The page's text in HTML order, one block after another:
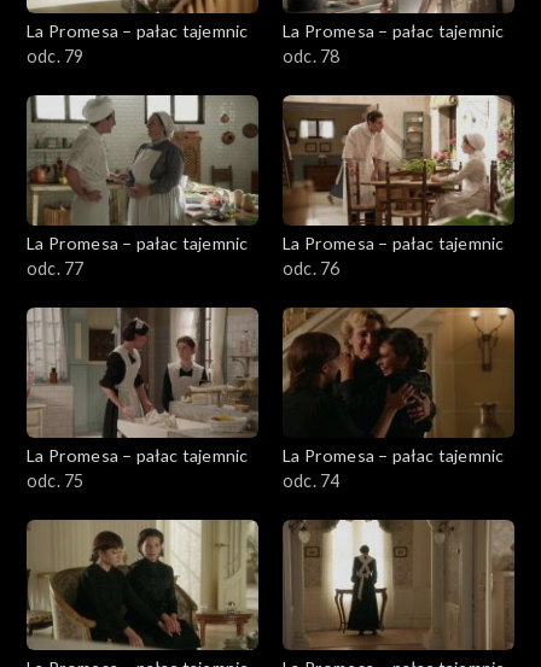
La Promesa – pałac tajemnic
odc. 79
La Promesa – pałac tajemnic
odc. 78
La Promesa – pałac tajemnic
odc. 77
La Promesa – pałac tajemnic
odc. 76
La Promesa – pałac tajemnic
odc. 75
La Promesa – pałac tajemnic
odc. 74